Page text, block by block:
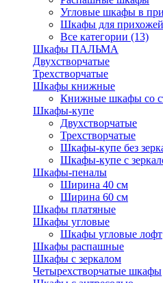
Угловые шкафы в
Шкафы для
Все категории (13)
Шкафы ПАЛЬМА
Двухстворчатые
Трехстворчатые
Шкафы книжные
Книжные шкафы со
Шкафы-купе
Двухстворчатые
Трехстворчатые
Шкафы-купе без
Шкафы-купе с
Шкафы-пеналы
Ширина 40 см
Ширина 60 см
Шкафы платяные
Шкафы угловые
Шкафы угловые лофт
Шкафы распашные
Шкафы с зеркалом
Четырехстворчатые шкафы